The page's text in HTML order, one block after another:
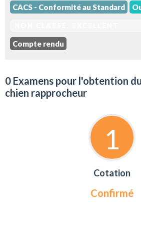
CACS - Conformité au Standard
Compte rendu
0 Examens pour l'obtention
chien rapprocheur
1
Cotation
Confirmé